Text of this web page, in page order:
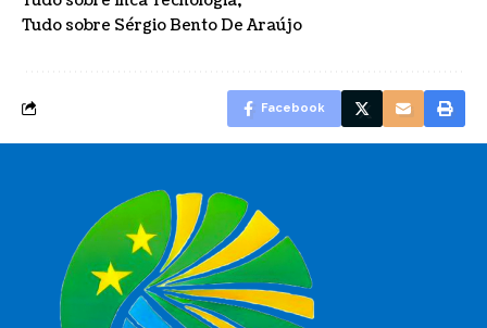
Tudo sobre Sérgio Bento De Araújo
Facebook